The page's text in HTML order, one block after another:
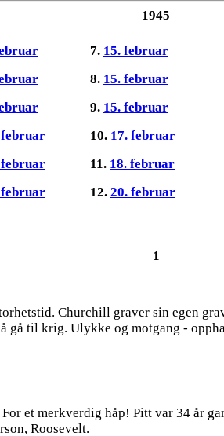
1945
7. 15. februar
8. 15. februar
9. 15. februar
februar 10. 17. februar
februar 11. 18. februar
februar 12. 20. februar
1
Churchill graver sin egen
gå til krig. Ulykke og motgang -
et merkverdig håp! Pitt var 34 år
Roosevelt.